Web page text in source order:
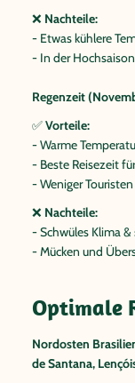
❌ Nachteile:
- Etwas kühlere
- In der
Regenzeit
✅Vorteile:
- Warme
- Beste Reisezeit
- Weniger
❌ Nachteile:
- Schwüles Klima
- Mücken und
Optimale
Nordosten
de Santana,